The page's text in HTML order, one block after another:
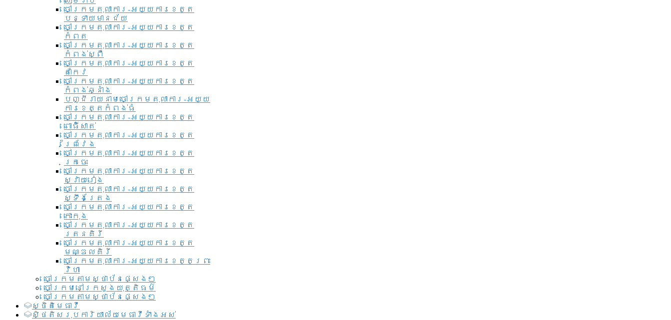
ចៅក្រមតុលាការ-អយ្យការខេត្ត
បន្ទាយមានជ័យ
ចៅក្រមតុលាការ-អយ្យការខេត្ត
កំពត
ចៅក្រមតុលាការ-អយ្យការខេត្ត
កំពង់ស្ពឺ
ចៅក្រមតុលាការ-អយ្យការខេត្ត
តាកែវ
ចៅក្រមតុលាការ-អយ្យការខេត្ត
កំពង់ឆ្នាំង
បញ្ជីរាយនាមចៅក្រមតុលាការ-អយ្យ
ការខេត្តកំពង់ធំ
ចៅក្រមតុលាការ-អយ្យការខេត្ត
ពោធិ៍សាត់
ចៅក្រមតុលាការ-អយ្យការខេត្ត
ព្រៃវែង
ចៅក្រមតុលាការ-អយ្យការខេត្ត
ក្រចេះ
ចៅក្រមតុលាការ-អយ្យការខេត្ត
ស្វាយរៀង
ចៅក្រមតុលាការ-អយ្យការខេត្ត
ស្ទឹងត្រែង
ចៅក្រមតុលាការ-អយ្យការខេត្ត
កោះកុង
ចៅក្រមតុលាការ-អយ្យការខេត្ត
រតនគិរី
ចៅក្រមតុលាការ-អយ្យការខេត្ត
មណ្ឌលគិរី
ចៅក្រមតុលាការ-អយ្យការខេត្តព្រះ
វិហា
ចៅក្រមតាមស្ថាប័នផ្សេងៗ
ចៅក្រមនៅក្រសួងយុត្តិធម៌
ចៅក្រមតាមស្ថាប័នផ្សេងៗ
ស្ថិតិមេធាវី
សិ្ថតិសរុបការិយាល័យមេធាវីទាំងអស់​